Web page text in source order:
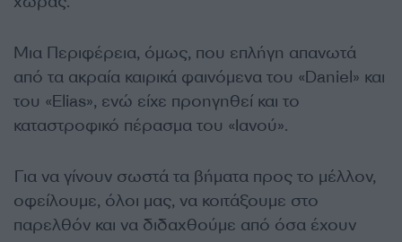
Μια Περιφέρεια, όμως, που επλήγη απανωτά
από τα ακραία καιρικά φαινόμενα του «Daniel» και
του «Elias», ενώ είχε προηγηθεί και το
καταστροφικό πέρασμα του «Ιανού».
Για να γίνουν σωστά τα βήματα προς το μέλλον,
οφείλουμε, όλοι μας, να κοιτάξουμε στο
παρελθόν και να διδαχθούμε από όσα έχουν